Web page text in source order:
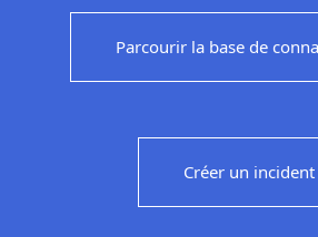
Parcourir la base de
Créer un incident